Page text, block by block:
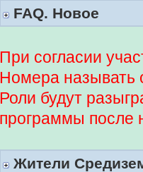
FAQ. Новое
При согласии
Номера называть
Роли будут
программы после
Жители